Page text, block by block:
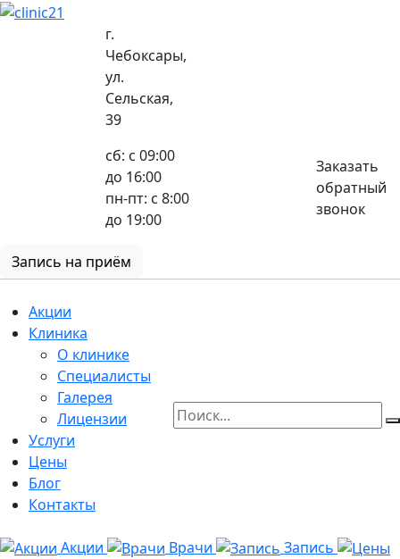
г.
Чебоксары,
ул.
Сельская,
39
сб: с 09:00
до 16:00
пн-пт: с 8:00
до 19:00
Заказать
обратный
звонок
Запись на приём
Акции
Клиника
О клинике
Специалисты
Галерея
Лицензии
Услуги
Цены
Блог
Контакты
Акции Врачи
Запись